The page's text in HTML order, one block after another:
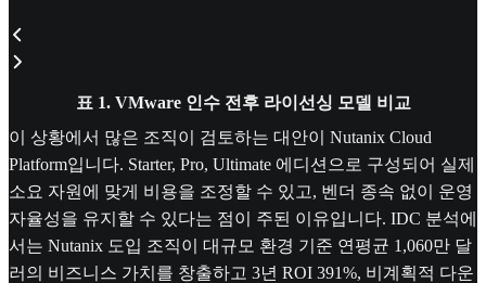
표 1. VMware 인수 전후 라이선싱 모델 비교
이 상황에서 많은 조직이 검토하는 대안이 Nutanix Cloud
Platform입니다. Starter, Pro, Ultimate 에디션으로 구성되어 실제
소요 자원에 맞게 비용을 조정할 수 있고, 벤더 종속 없이 운영
자율성을 유지할 수 있다는 점이 주된 이유입니다. IDC 분석에
서는 Nutanix 도입 조직이 대규모 환경 기준 연평균 1,060만 달
러의 비즈니스 가치를 창출하고 3년 ROI 391%, 비계획적 다운